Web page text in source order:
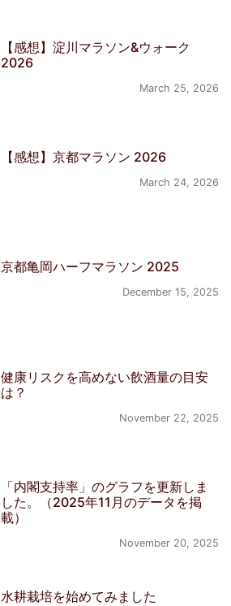
【感想】淀川マラソン&ウォーク
2026
March 25, 2026
【感想】京都マラソン 2026
March 24, 2026
京都亀岡ハーフマラソン 2025
December 15, 2025
健康リスクを高めない飲酒量の目安
は？
November 22, 2025
「内閣支持率」のグラフを更新しま
した。（2025年11月のデータを掲
載）
November 20, 2025
水耕栽培を始めてみました